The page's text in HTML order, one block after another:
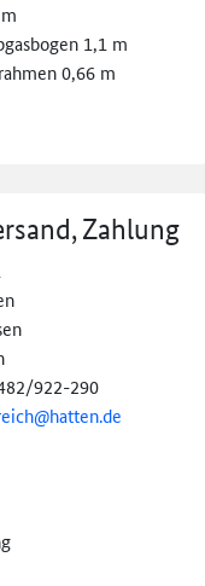
1,1 m
0,66 m
Zahlung
922-290